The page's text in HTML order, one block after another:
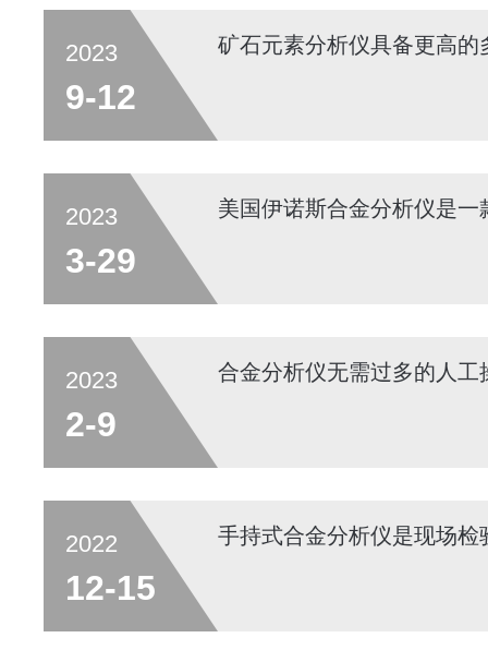
2023
9-12
矿石元素分析仪具备更高的
2023
3-29
美国伊诺斯合金分析仪是
2023
2-9
合金分析仪无需过多的人工
2022
12-15
手持式合金分析仪是现场检